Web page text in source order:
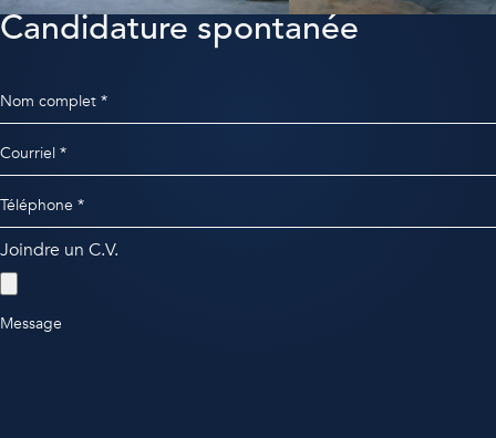
Candidature spontanée
Nom complet *
Courriel *
Téléphone *
Joindre un C.V.
Message